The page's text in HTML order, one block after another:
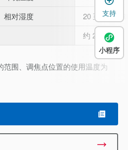
相对湿度
20 至 80 %
约 24 kg
范围、调焦点位置的使用温度为
支持
小程序